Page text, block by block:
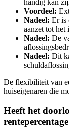
handig kan
Voordeel:
Nadeel: Er is
aanzet tot het
Nadeel: De
Nadeel: Dit
De flexibiliteit van
huiseigenaren die
Heeft het